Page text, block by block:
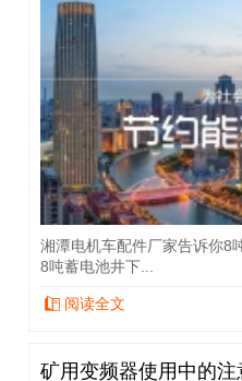
湘潭电机车配件厂家告诉你8
8吨蓄电池井下...
阅读全文
矿用变频器使用中的